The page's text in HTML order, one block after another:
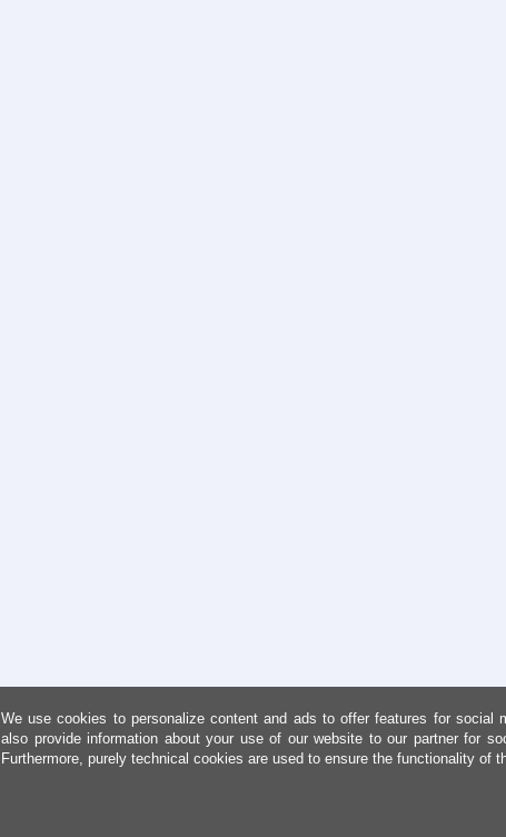
We use cookies to personalize content and ads to offer features for social
also provide information about your use of our website to our partner for
Furthermore, purely technical cookies are used to ensure the functionality of